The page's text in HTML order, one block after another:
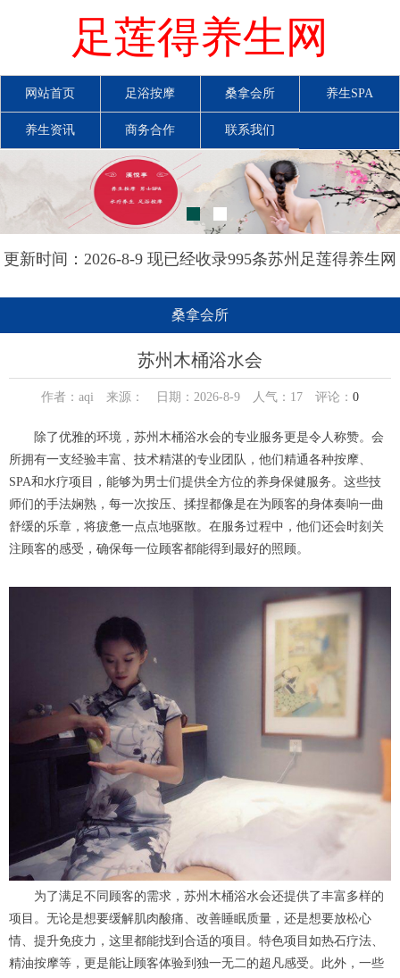
足莲得养生网
网站首页 足浴按摩 桑拿会所 养生SPA
养生资讯 商务合作 联系我们
更新时间：2026-8-9 现已经收录995条苏州足莲得养生网
桑拿会所
苏州木桶浴水会
作者：aqi 来源： 日期：2026-8-9 人气： 17 评论： 0
除了优雅的环境，苏州木桶浴水会的专业服务更是令人称赞。会
所拥有一支经验丰富、技术精湛的专业团队，他们精通各种按摩、
SPA和水疗项目，能够为男士们提供全方位的养身保健服务。这些技
师们的手法娴熟，每一次按压、揉捏都像是在为顾客的身体奏响一曲
舒缓的乐章，将疲惫一点点地驱散。在服务过程中，他们还会时刻关
注顾客的感受，确保每一位顾客都能得到最好的照顾。
为了满足不同顾客的需求，苏州木桶浴水会还提供了丰富多样的
项目。无论是想要缓解肌肉酸痛、改善睡眠质量，还是想要放松心
情、提升免疫力，这里都能找到合适的项目。特色项目如热石疗法、
精油按摩等，更是能让顾客体验到独一无二的超凡感受。此外，一些